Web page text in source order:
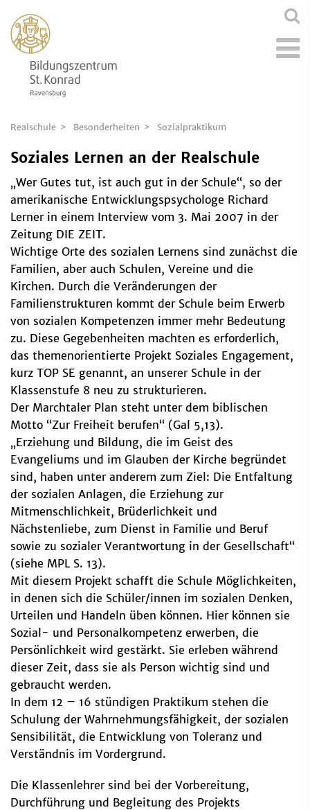
Realschule Besonderheiten Sozialpraktikum
Soziales Lernen an der Realschule
„Wer Gutes tut, ist auch gut in der Schule“, so der
amerikanische Entwicklungspsychologe Richard
Lerner in einem Interview vom 3. Mai 2007 in der
Zeitung DIE ZEIT.
Wichtige Orte des sozialen Lernens sind zunächst die
Familien, aber auch Schulen, Vereine und die
Kirchen. Durch die Veränderungen der
Familienstrukturen kommt der Schule beim Erwerb
von sozialen Kompetenzen immer mehr Bedeutung
zu. Diese Gegebenheiten machten es erforderlich,
das themenorientierte Projekt Soziales Engagement,
kurz TOP SE genannt, an unserer Schule in der
Klassenstufe 8 neu zu strukturieren.
Der Marchtaler Plan steht unter dem biblischen
Motto “Zur Freiheit berufen“ (Gal 5,13).
„Erziehung und Bildung, die im Geist des
Evangeliums und im Glauben der Kirche begründet
sind, haben unter anderem zum Ziel: Die Entfaltung
der sozialen Anlagen, die Erziehung zur
Mitmenschlichkeit, Brüderlichkeit und
Nächstenliebe, zum Dienst in Familie und Beruf
sowie zu sozialer Verantwortung in der Gesellschaft“
(siehe MPL S. 13).
Mit diesem Projekt schafft die Schule Möglichkeiten,
in denen sich die Schüler/innen im sozialen Denken,
Urteilen und Handeln üben können. Hier können sie
Sozial- und Personalkompetenz erwerben, die
Persönlichkeit wird gestärkt. Sie erleben während
dieser Zeit, dass sie als Person wichtig sind und
gebraucht werden.
In dem 12 – 16 stündigen Praktikum stehen die
Schulung der Wahrnehmungsfähigkeit, der sozialen
Sensibilität, die Entwicklung von Toleranz und
Verständnis im Vordergrund.
Die Klassenlehrer sind bei der Vorbereitung,
Durchführung und Begleitung des Projekts